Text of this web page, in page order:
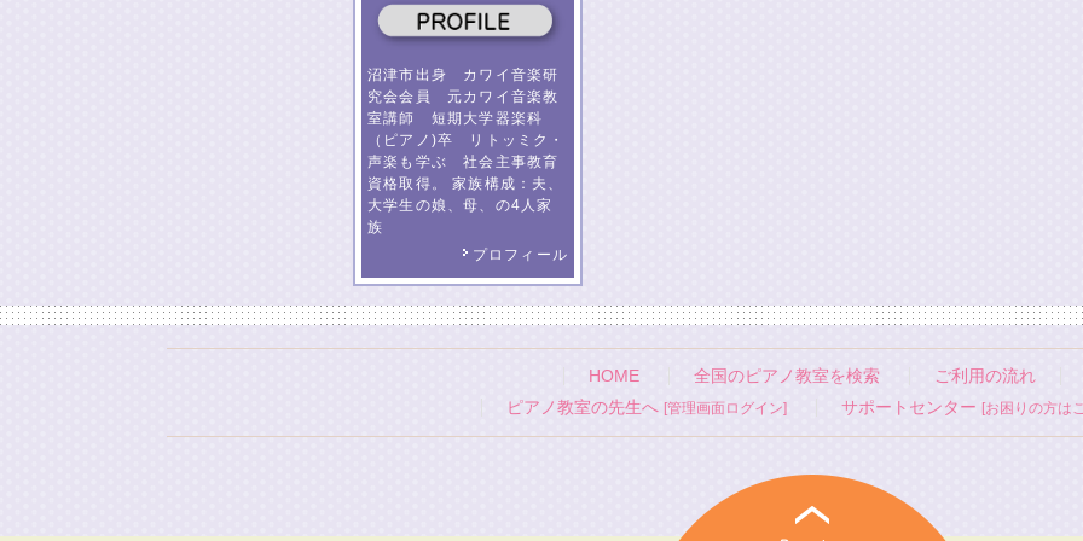
沼津市出身 カワイ音楽研
究会会員 元カワイ音楽教
室講師 短期大学器楽科
（ピアノ)卒 リトッミク・
声楽も学ぶ 社会主事教育
資格取得。 家族構成：夫、
大学生の娘、母、の4人家
族
プロフィール
HOME 全国のピアノ教室を検索
ご利用の流れ
ピアノ教室の先生へ [管理画面ログイン] サポートセンター [お困りの方は